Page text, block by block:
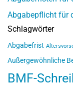
Abgabepflicht für
Schlagwörter
Abgabefrist
Außergewöhnliche
BMF-